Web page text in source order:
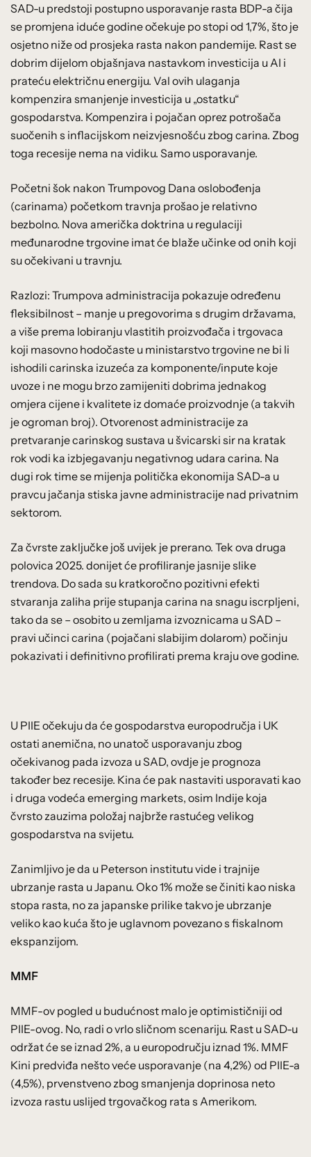
SAD-u predstoji postupno usporavanje rasta BDP-a čija
se promjena iduće godine očekuje po stopi od 1,7%, što je
osjetno niže od prosjeka rasta nakon pandemije. Rast se
dobrim dijelom objašnjava nastavkom investicija u AI i
prateću električnu energiju. Val ovih ulaganja
kompenzira smanjenje investicija u „ostatku“
gospodarstva. Kompenzira i pojačan oprez potrošača
suočenih s inflacijskom neizvjesnošću zbog carina. Zbog
toga recesije nema na vidiku. Samo usporavanje.
Početni šok nakon Trumpovog Dana oslobođenja
(carinama) početkom travnja prošao je relativno
bezbolno. Nova američka doktrina u regulaciji
međunarodne trgovine imat će blaže učinke od onih koji
su očekivani u travnju.
Razlozi: Trumpova administracija pokazuje određenu
fleksibilnost – manje u pregovorima s drugim državama,
a više prema lobiranju vlastitih proizvođača i trgovaca
koji masovno hodočaste u ministarstvo trgovine ne bi li
ishodili carinska izuzeća za komponente/inpute koje
uvoze i ne mogu brzo zamijeniti dobrima jednakog
omjera cijene i kvalitete iz domaće proizvodnje (a takvih
je ogroman broj). Otvorenost administracije za
pretvaranje carinskog sustava u švicarski sir na kratak
rok vodi ka izbjegavanju negativnog udara carina. Na
dugi rok time se mijenja politička ekonomija SAD-a u
pravcu jačanja stiska javne administracije nad privatnim
sektorom.
Za čvrste zaključke još uvijek je prerano. Tek ova druga
polovica 2025. donijet će profiliranje jasnije slike
trendova. Do sada su kratkoročno pozitivni efekti
stvaranja zaliha prije stupanja carina na snagu iscrpljeni,
tako da se – osobito u zemljama izvoznicama u SAD –
pravi učinci carina (pojačani slabijim dolarom) počinju
pokazivati i definitivno profilirati prema kraju ove godine.
U PIIE očekuju da će gospodarstva europodručja i UK
ostati anemična, no unatoč usporavanju zbog
očekivanog pada izvoza u SAD, ovdje je prognoza
također bez recesije. Kina će pak nastaviti usporavati kao
i druga vodeća emerging markets, osim Indije koja
čvrsto zauzima položaj najbrže rastućeg velikog
gospodarstva na svijetu.
Zanimljivo je da u Peterson institutu vide i trajnije
ubrzanje rasta u Japanu. Oko 1% može se činiti kao niska
stopa rasta, no za japanske prilike takvo je ubrzanje
veliko kao kuća što je uglavnom povezano s fiskalnom
ekspanzijom.
MMF
MMF-ov pogled u budućnost malo je optimističniji od
PIIE-ovog. No, radi o vrlo sličnom scenariju. Rast u SAD-u
održat će se iznad 2%, a u europodručju iznad 1%. MMF
Kini predviđa nešto veće usporavanje (na 4,2%) od PIIE-a
(4,5%), prvenstveno zbog smanjenja doprinosa neto
izvoza rastu uslijed trgovačkog rata s Amerikom.